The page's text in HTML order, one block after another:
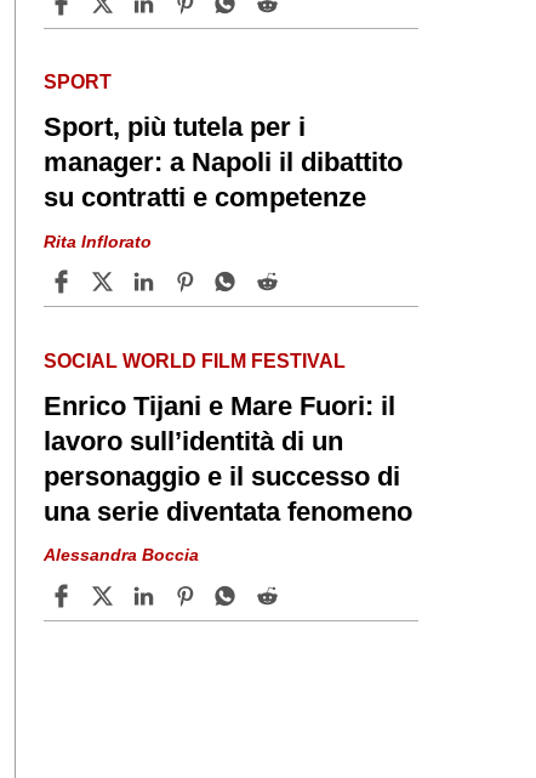
SPORT
Sport, più tutela per i
manager: a Napoli il dibattito
su contratti e competenze
Rita Inflorato
SOCIAL WORLD FILM FESTIVAL
Enrico Tijani e Mare Fuori: il
lavoro sull’identità di un
personaggio e il successo di
una serie diventata fenomeno
Alessandra Boccia